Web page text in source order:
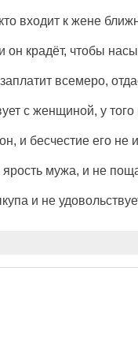
входит к жене
он крадёт, чтобы
всемеро,
с женщиной, у того
и бесчестие его не
ярость мужа, и не
и не